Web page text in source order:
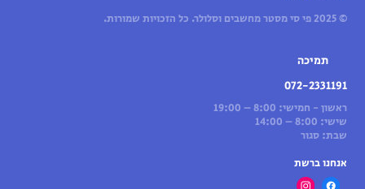
© 2025 פי סי מסטר מחשבים וסלולר. כל הזכויות שמורות.
תמיכה
072-2331191
ראשון - חמישי: 8:00 – 19:00
שישי: 8:00 – 14:00
שבת: סגור
אנחנו ברשת